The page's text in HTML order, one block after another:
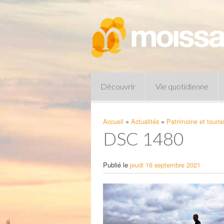
Découvrir Vie quotidienne
Pharmacies de garde
Accueil » Actualités » Patrimoine et
DSC 1480
Publié le jeudi 16 septembre 2021